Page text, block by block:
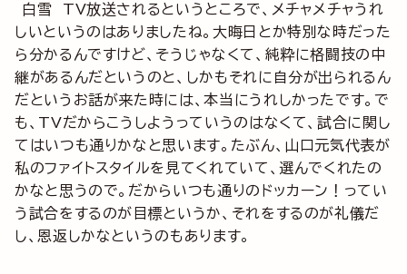
白雪 TV放送されるというところで、メチャメチャうれ
しいというのはありましたね。大晦日とか特別な時だった
ら分かるんですけど、そうじゃなくて、純粋に格闘技の中
継があるんだというのと、しかもそれに自分が出られるん
だというお話が来た時には、本当にうれしかったです。で
も、TVだからこうしようっていうのはなくて、試合に関し
てはいつも通りかなと思います。たぶん、山口元気代表が
私のファイトスタイルを見てくれていて、選んでくれたの
かなと思うので。だからいつも通りのドッカーン！ってい
う試合をするのが目標というか、それをするのが礼儀だ
し、恩返しかなというのもあります。